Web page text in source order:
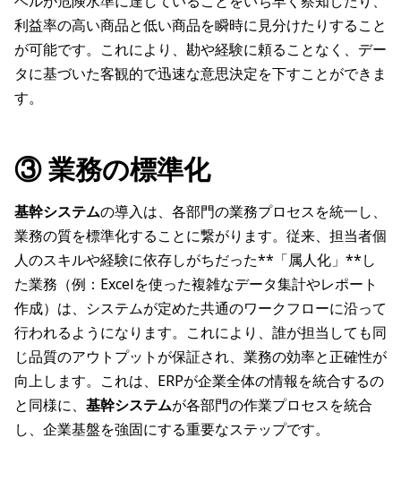
利益率の高い商品と低い商品を瞬時に見分けたりすること
が可能です。これにより、勘や経験に頼ることなく、デー
タに基づいた客観的で迅速な意思決定を下すことができま
す。
③ 業務の標準化
基幹システムの導入は、各部門の業務プロセスを統一し、
業務の質を標準化することに繋がります。従来、担当者個
人のスキルや経験に依存しがちだった**「属人化」**し
た業務（例：Excelを使った複雑なデータ集計やレポート
作成）は、システムが定めた共通のワークフローに沿って
行われるようになります。これにより、誰が担当しても同
じ品質のアウトプットが保証され、業務の効率と正確性が
向上します。これは、ERPが企業全体の情報を統合するの
と同様に、 基幹システムが各部門の作業プロセスを統合
し、企業基盤を強固にする重要なステップです。